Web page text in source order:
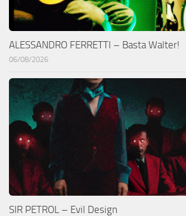
ALESSANDRO FERRETTI – Basta Walter!
06/08/2026
SIR PETROL – Evil Design